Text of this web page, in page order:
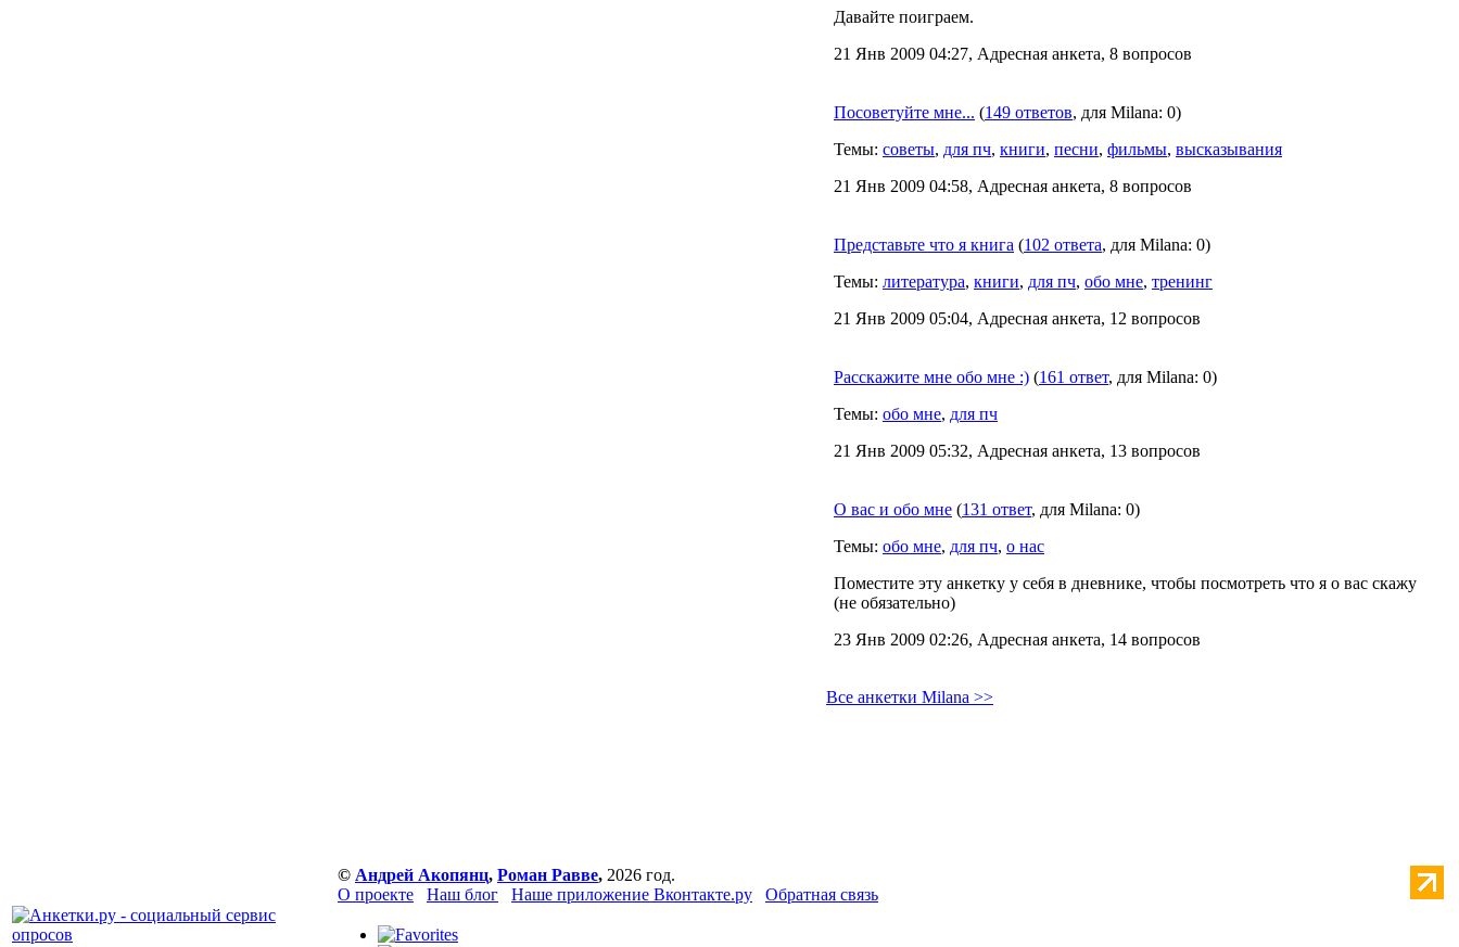
Давайте поиграем.
21 Янв 2009 04:27, Адресная анкета, 8 вопросов
Посоветуйте мне... (149 ответов, для Milana: 0)
Темы: советы, для пч, книги, песни, фильмы, высказывания
21 Янв 2009 04:58, Адресная анкета, 8 вопросов
Представьте что я книга (102 ответа, для Milana: 0)
Темы: литература, книги, для пч, обо мне, тренинг
21 Янв 2009 05:04, Адресная анкета, 12 вопросов
Расскажите мне обо мне :) (161 ответ, для Milana: 0)
Темы: обо мне, для пч
21 Янв 2009 05:32, Адресная анкета, 13 вопросов
О вас и обо мне (131 ответ, для Milana: 0)
Темы: обо мне, для пч, о нас
Поместите эту анкетку у себя в дневнике, чтобы посмотреть что я о вас скажу
(не обязательно)
23 Янв 2009 02:26, Адресная анкета, 14 вопросов
Все анкетки Milana >>
© Андрей Акопянц, Роман Равве, 2026 год.
О проекте
Наш блог Наше приложение Вконтакте.ру Обратная связь